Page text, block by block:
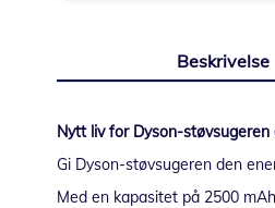
av
Beskrivelse
Nytt liv for Dyson-
Gi Dyson-støvsugeren den
Med en kapasitet på 2500